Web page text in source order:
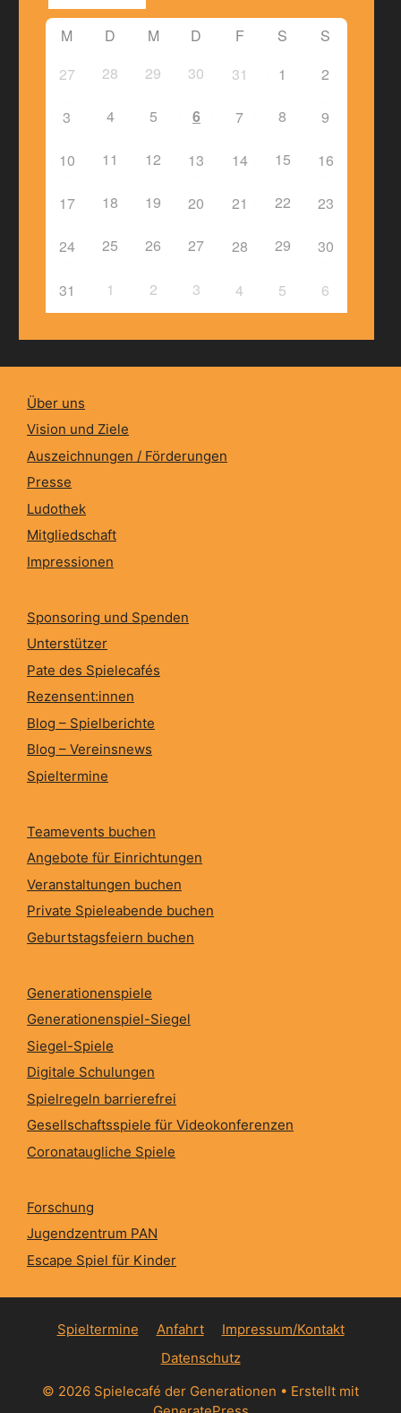
M D M D F S
S
27
28 29 30 31 1 2
3 4 5 6 7 8 9
10 11 12 13 14 15 16
17 18 19 20 21 22 23
24 25 26 27 28 29 30
31 1 2 3 4 5 6
Über uns
Vision und Ziele
Auszeichnungen / Förderungen
Presse
Ludothek
Mitgliedschaft
Impressionen
Sponsoring und Spenden
Unterstützer
Pate des Spielecafés
Rezensent:innen
Blog – Spielberichte
Blog – Vereinsnews
Spieltermine
Teamevents buchen
Angebote für Einrichtungen
Veranstaltungen buchen
Private Spieleabende buchen
Geburtstagsfeiern buchen
Generationenspiele
Generationenspiel-Siegel
Siegel-Spiele
Digitale Schulungen
Spielregeln barrierefrei
Gesellschaftsspiele für Videokonferenzen
Coronataugliche Spiele
Forschung
Jugendzentrum PAN
Escape Spiel für Kinder
Spieltermine Anfahrt
Impressum/Kontakt
Datenschutz
© 2026 Spielecafé der Generationen • Erstellt mit